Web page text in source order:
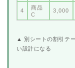
4
商品
C
3,000
▲ 別シートの割引テ
い設計になる